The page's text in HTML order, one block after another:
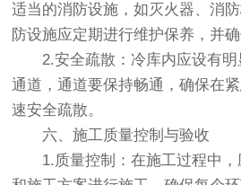
适当的消防设施，如灭火器、消
防设施应定期进行维护保养，并确
2.安全疏散：冷库内应设有明
通道，通道要保持畅通，确保在
速安全疏散。
六、施工质量控制与验收
1.质量控制：在施工过程中，